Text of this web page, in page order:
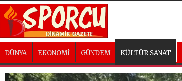
DÜNYA EKONOMİ GÜNDEM KÜLTÜR SANAT